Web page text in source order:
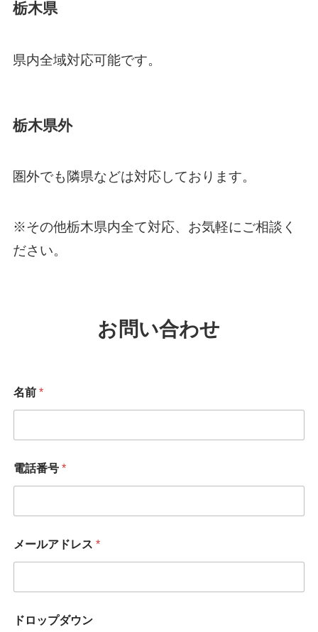
栃木県
県内全域対応可能です。
栃木県外
圏外でも隣県などは対応しております。
※その他栃木県内全て対応、お気軽にご相談く
ださい。
お問い合わせ
名前 *
電話番号 *
メールアドレス *
ドロップダウン